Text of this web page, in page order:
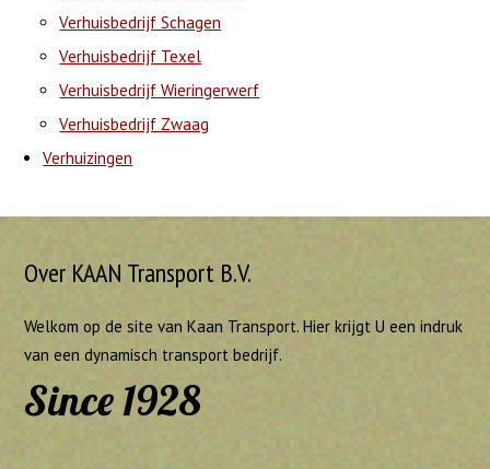
Verhuisbedrijf Schagen
Verhuisbedrijf Texel
Verhuisbedrijf Wieringerwerf
Verhuisbedrijf Zwaag
Verhuizingen
Over KAAN Transport B.V.
Welkom op de site van Kaan Transport. Hier krijgt U een indruk
van een dynamisch transport bedrijf.
Since 1928